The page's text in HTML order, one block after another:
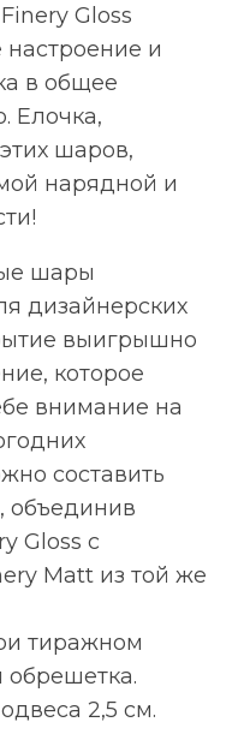
Gloss
и
в общее
Елочка,
шаров,
нарядной и
шары
дизайнерских
выигрышно
которое
внимание на
составить
объединив
Gloss с
Matt из той же
тиражном
обрешетка.
2,5 см.